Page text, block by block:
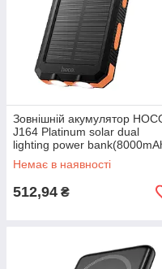
Зовнішній акумулятор
J164 Platinum solar dual
lighting power
Black
Немає в наявності
512,94 ₴